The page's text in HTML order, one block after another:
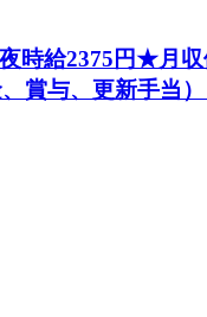
時給2375円★月
与、更新手当